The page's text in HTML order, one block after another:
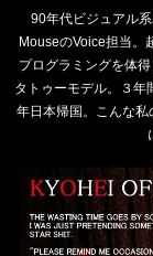
90年代ビジュアル
MouseのVoice担当。
プログラミングを体
タトゥーモデル。３年
年日本帰国。こんな